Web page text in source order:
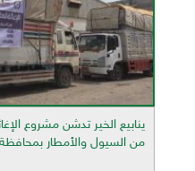
ينابيع الخير تدشن مشروع
من السيول والأمطار